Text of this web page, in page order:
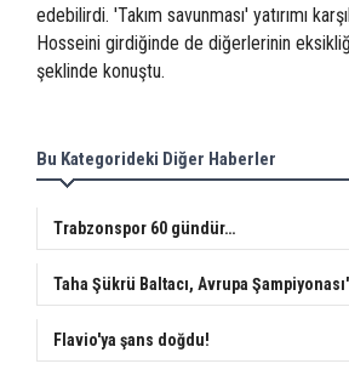
edebilirdi. 'Takım savunması' yatırımı
Hosseini girdiğinde de diğerlerinin
şeklinde konuştu.
Bu Kategorideki Diğer Haberler
Trabzonspor 60 gündür…
Taha Şükrü Baltacı, Avrupa
Flavio'ya şans doğdu!